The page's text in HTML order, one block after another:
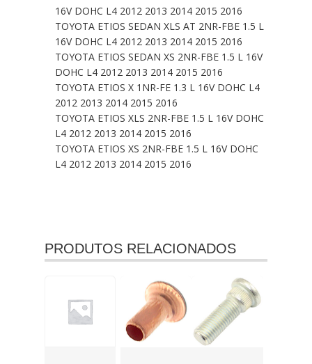
16V DOHC L4 2012 2013 2014 2015 2016
TOYOTA ETIOS SEDAN XLS AT 2NR-FBE 1.5 L
16V DOHC L4 2012 2013 2014 2015 2016
TOYOTA ETIOS SEDAN XS 2NR-FBE 1.5 L 16V
DOHC L4 2012 2013 2014 2015 2016
TOYOTA ETIOS X 1NR-FE 1.3 L 16V DOHC L4
2012 2013 2014 2015 2016
TOYOTA ETIOS XLS 2NR-FBE 1.5 L 16V DOHC
L4 2012 2013 2014 2015 2016
TOYOTA ETIOS XS 2NR-FBE 1.5 L 16V DOHC
L4 2012 2013 2014 2015 2016
PRODUTOS RELACIONADOS